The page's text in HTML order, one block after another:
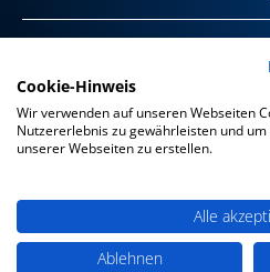
Datenschutz
Datenschutz Social Media
Cookie-Hinweis
Wir verwenden auf unseren Webseiten
Nutzererlebnis zu gewährleisten und
unserer Webseiten zu erstellen.
Alle
Ablehnen